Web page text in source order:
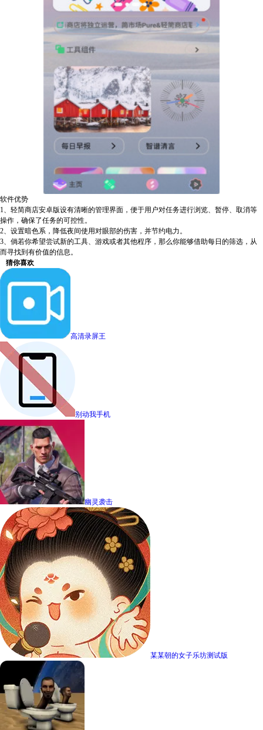
软件优势
1、轻简商店安卓版设有清晰的管理界面，便于用户对任务进行浏览、暂停、取消等
操作，确保了任务的可控性。
2、设置暗色系，降低夜间使用对眼部的伤害，并节约电力。
3、倘若你希望尝试新的工具、游戏或者其他程序，那么你能够借助每日的筛选，从
而寻找到有价值的信息。
猜你喜欢
高清录屏王
别动我手机
幽灵袭击
某某朝的女子乐坊测试版